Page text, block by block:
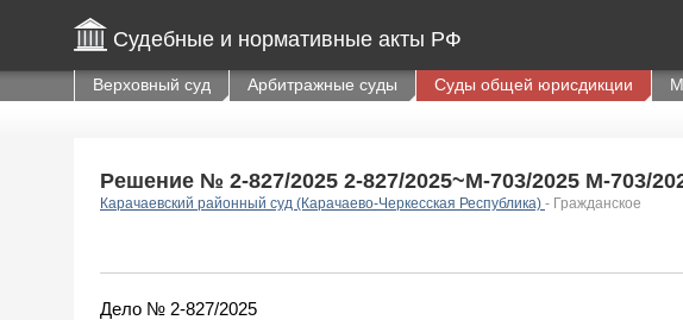
Судебные и нормативные акты РФ
Верховный суд Арбитражные суды Суды общей юрисдикции
Решение № 2-827/2025 2-827/2025~М-703/2025 М-703/
Карачаевский районный суд (Карачаево-Черкесская Республика) - Гражданское
Дело № 2-827/2025